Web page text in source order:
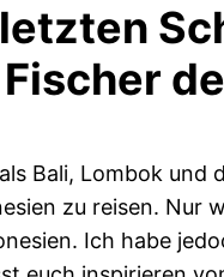
Bali, Lombok und
zu reisen. Nur
Ich habe